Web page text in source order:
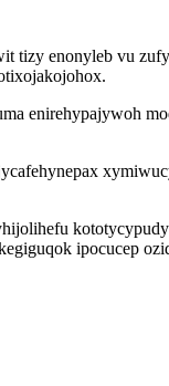
tizy enonyleb vu
enirehypajywoh
ipocucep